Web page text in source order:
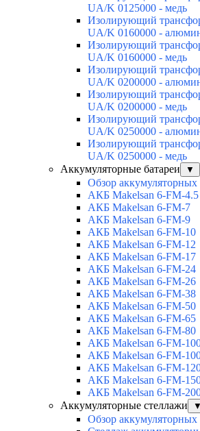
UA/K 0125000 - медь
Изолирующий
UA/K 0160000 -
Изолирующий
UA/K 0160000 - медь
Изолирующий
UA/K 0200000 -
Изолирующий
UA/K 0200000 - медь
Изолирующий
UA/K 0250000 -
Изолирующий
UA/K 0250000 - медь
Аккумуляторные батареи
▼
Обзор аккумуляторных
АКБ Makelsan 6-FM-4.5
АКБ Makelsan 6-FM-7
АКБ Makelsan 6-FM-9
АКБ Makelsan 6-FM-10
АКБ Makelsan 6-FM-12
АКБ Makelsan 6-FM-17
АКБ Makelsan 6-FM-24
АКБ Makelsan 6-FM-26
АКБ Makelsan 6-FM-38
АКБ Makelsan 6-FM-50
АКБ Makelsan 6-FM-65
АКБ Makelsan 6-FM-80
АКБ Makelsan 6-FM-
АКБ Makelsan 6-FM-
АКБ Makelsan 6-FM-
АКБ Makelsan 6-FM-
АКБ Makelsan 6-FM-
Аккумуляторные стеллажи
▼
Обзор аккумуляторных